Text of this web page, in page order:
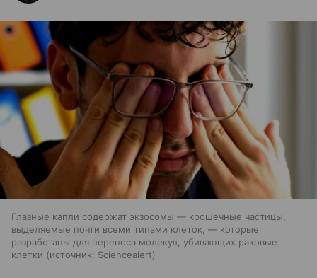
Глазные капли содержат экзосомы — крошечные частицы,
выделяемые почти всеми типами клеток, — которые
разработаны для переноса молекул, убивающих раковые
клетки
источник: Sciencealert